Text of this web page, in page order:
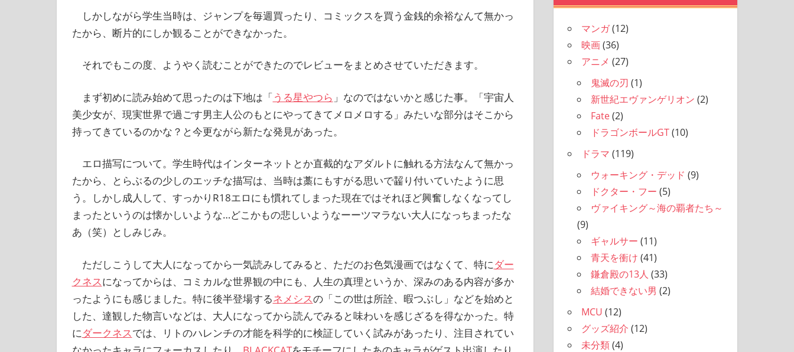
しかしながら学生当時は、ジャンプを毎週買ったり、コミックスを買う金銭的余裕なんて無かっ
たから、断片的にしか観ることができなかった。
それでもこの度、ようやく読むことができたのでレビューをまとめさせていただきます。
まず初めに読み始めて思ったのは下地は「うる星やつら 」なのではないかと感じた事。「宇宙人
美少女が、現実世界で過ごす男主人公のもとにやってきてメロメロする」みたいな部分はそこから
持ってきているのかな？と今更ながら新たな発見があった。
エロ描写について。学生時代はインターネットとか直截的なアダルトに触れる方法なんて無かっ
たから、とらぶるの少しのエッチな描写は、当時は藁にもすがる思いで齧り付いていたように思
う。しかし成人して、すっかりR18エロにも慣れてしまった現在ではそれほど興奮しなくなってし
まったというのは懐かしいような…どこかもの悲しいようなーーツマラない大人になっちまったな
あ（笑）としみじみ。
ただしこうして大人になってから一気読みしてみると、ただのお色気漫画ではなくて、特にダー
クネスになってからは、コミカルな世界観の中にも、人生の真理というか、深みのある内容が多か
ったようにも感じました。特に後半登場するネメシスの「この世は所詮、暇つぶし」などを始めと
した、達観した物言いなどは、大人になってから読んでみると味わいを感じざるを得なかった。特
にダークネスでは、リトのハレンチの才能を科学的に検証していく試みがあったり、注目されてい
マンガ(12)
映画(36)
アニメ (27)
鬼滅の刃 (1)
新世紀エヴァンゲリオン (2)
Fate(2)
ドラゴンボールGT(10)
ドラマ (119)
ウォーキング・デッド (9)
ドクター・フー (5)
ヴァイキング～海の覇者たち～
(9)
ギャルサー (11)
青天を衝け (41)
鎌倉殿の13人 (33)
結婚できない男 (2)
MCU (12)
グッズ紹介 (12)
未分類(4)